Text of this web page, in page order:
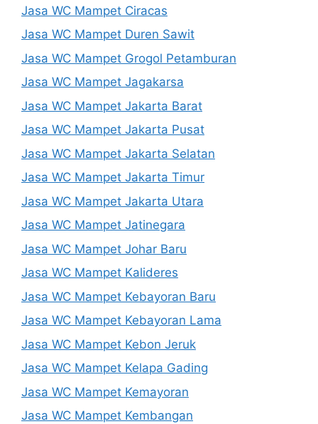
Jasa WC Mampet Ciracas
Jasa WC Mampet Duren Sawit
Jasa WC Mampet Grogol Petamburan
Jasa WC Mampet Jagakarsa
Jasa WC Mampet Jakarta Barat
Jasa WC Mampet Jakarta Pusat
Jasa WC Mampet Jakarta Selatan
Jasa WC Mampet Jakarta Timur
Jasa WC Mampet Jakarta Utara
Jasa WC Mampet Jatinegara
Jasa WC Mampet Johar Baru
Jasa WC Mampet Kalideres
Jasa WC Mampet Kebayoran Baru
Jasa WC Mampet Kebayoran Lama
Jasa WC Mampet Kebon Jeruk
Jasa WC Mampet Kelapa Gading
Jasa WC Mampet Kemayoran
Jasa WC Mampet Kembangan